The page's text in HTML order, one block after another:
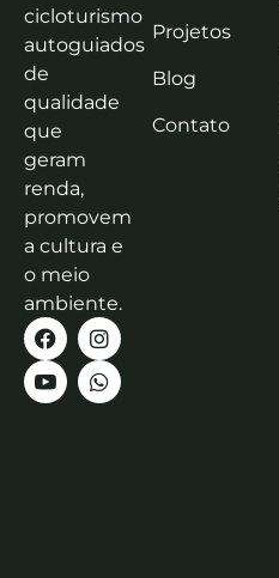
cicloturismo
autoguiados
de
qualidade
que
geram
renda,
promovem
a cultura e
o meio
ambiente.
Projetos
Blog
Contato